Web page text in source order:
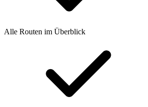
Alle Routen im Überblick